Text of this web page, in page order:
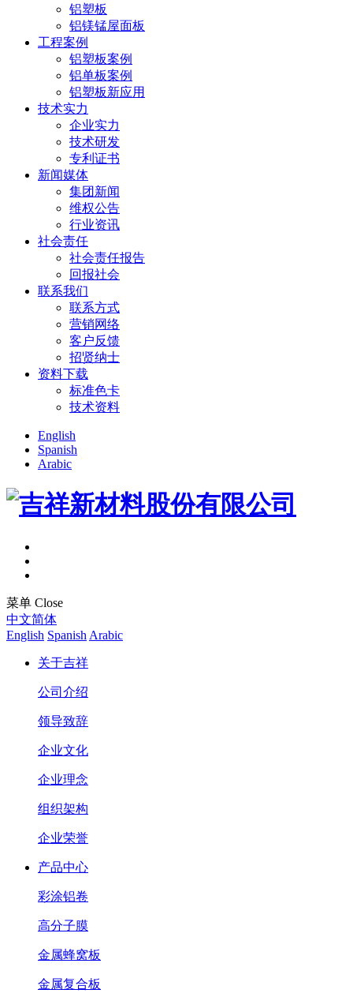
铝塑板
铝镁锰屋面板
工程案例
铝塑板案例
铝单板案例
铝塑板新应用
技术实力
企业实力
技术研发
专利证书
新闻媒体
集团新闻
维权公告
行业资讯
社会责任
社会责任报告
回报社会
联系我们
联系方式
营销网络
客户反馈
招贤纳士
资料下载
标准色卡
技术资料
English
Spanish
Arabic
菜单 Close
中文简体
English Spanish Arabic
关于吉祥
公司介绍
领导致辞
企业文化
企业理念
组织架构
企业荣誉
产品中心
彩涂铝卷
高分子膜
金属蜂窝板
金属复合板